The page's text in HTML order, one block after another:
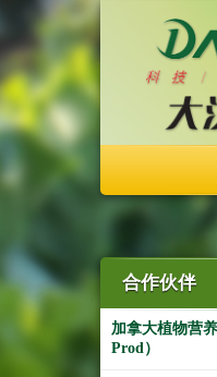
合作伙伴
加拿大植物营
Prod）